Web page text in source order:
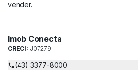
vender.
Imob Conecta
CRECI: J07279
(43) 3377-8000